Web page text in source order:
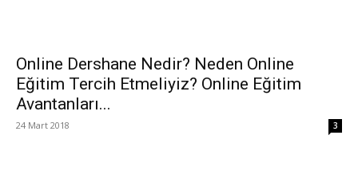
Online Dershane Nedir? Neden Online
Eğitim Tercih Etmeliyiz? Online Eğitim
Avantanları...
24 Mart 2018 3